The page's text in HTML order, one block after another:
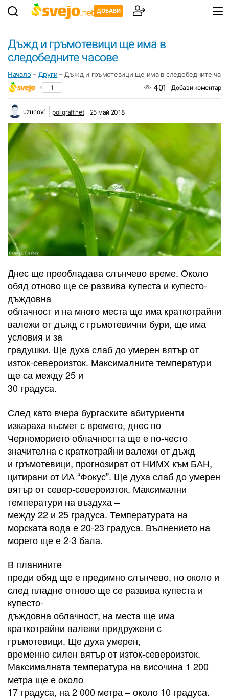
ДОБАВИ
Дъжд и гръмотевици ще има в
следобедните часове
Начало – Други – Дъжд и гръмотевици ще има в следобедните
1 401 Добави коментар
uzunov1 poligraff.net 25 май 2018
Днес ще преобладава слънчево време. Около
обяд отново ще се развива купеста и купесто-
дъждовна
облачност и на много места ще има краткотрайни
валежи от дъжд с гръмотевични бури, ще има
условия и за
градушки. Ще духа слаб до умерен вятър от
изток-североизток. Максималните температури
ще са между 25 и
30 градуса.
След като вчера бургаските абитуриенти
изкараха късмет с времето, днес по
Черноморието облачността ще е по-често
значителна с краткотрайни валежи от дъжд
и гръмотевици, прогнозират от НИМХ към БАН,
цитирани от ИА “Фокус”. Ще духа слаб до умерен
вятър от север-североизток. Максимални
температури на въздуха –
между 22 и 25 градуса. Температурата на
морската вода е 20-23 градуса. Вълнението на
морето ще е 2-3 бала.
В планините
преди обяд ще е предимно слънчево, но около и
след пладне отново ще се развива купеста и
купесто-
дъждовна облачност, на места ще има
краткотрайни валежи придружени с
гръмотевици. Ще духа умерен,
временно силен вятър от изток-североизток.
Максималната температура на височина 1 200
метра ще е около
17 градуса, на 2 000 метра – около 10 градуса.